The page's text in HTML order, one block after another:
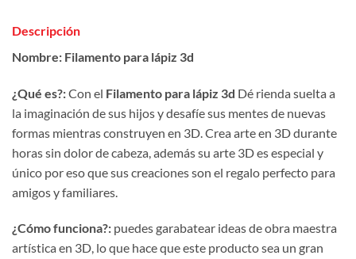
Descripción
Nombre: Filamento para lápiz 3d
¿Qué es?:Con el Filamento para lápiz 3d Dé rienda suelta a
la imaginación de sus hijos y desafíe sus mentes de nuevas
formas mientras construyen en 3D. Crea arte en 3D durante
horas sin dolor de cabeza, además su arte 3D es especial y
único por eso que sus creaciones son el regalo perfecto para
amigos y familiares.
¿Cómo funciona?: puedes garabatear ideas de obra maestra
artística en 3D, lo que hace que este producto sea un gran